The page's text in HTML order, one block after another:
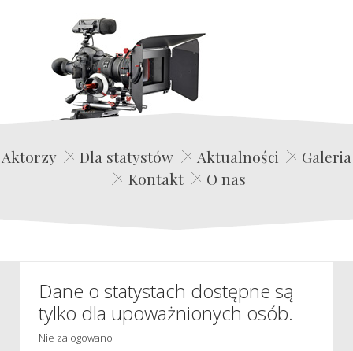
Edwin Film Agencja Aktorska
Aktorzy Dla statystów Aktualności
Galeria
Kontakt
O nas
Dane o statystach dostępne są
tylko dla upoważnionych osób.
Nie zalogowano